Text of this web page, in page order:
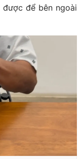
để bên ngoài